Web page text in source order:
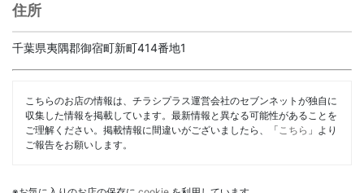
住所
千葉県夷隅郡御宿町新町414番地1
こちらのお店の情報は、チラシプラス運営会社のセブンネットが独自に
収集した情報を掲載しています。最新情報と異なる可能性があることを
ご理解ください。掲載情報に間違いがございましたら、「 こちら 」より
ご報告をお願いします。